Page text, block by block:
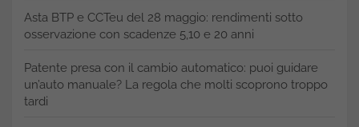
Asta BTP e CCTeu del 28 maggio: rendimenti sotto
osservazione con scadenze 5,10 e 20 anni
Patente presa con il cambio automatico: puoi guidare
un’auto manuale? La regola che molti scoprono troppo
tardi